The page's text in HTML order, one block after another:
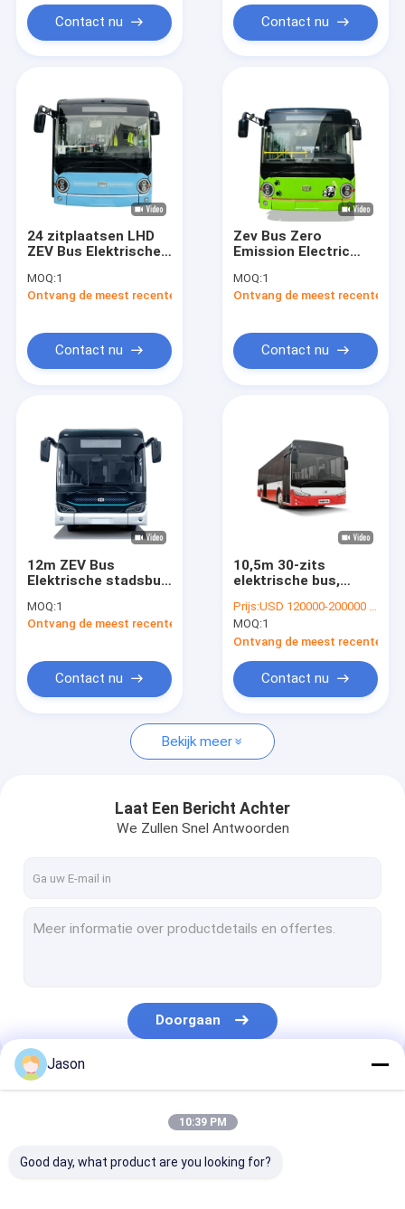
De Karren van het douanegolf
Reinigingsvoertuig
Contact nu Contact nu
24 zitplaatsen LHD
ZEV Bus Elektrische
kWh nul-uitstoot
MOQ:1
Ontvang de meest recente Prijs
Contact nu
Zev Bus Zero
Emission Electric
kWh batterij en 16
zitplaatsen voor Mini
MOQ:1
Ontvang de meest recente
Contact nu
12m ZEV Bus
Elektrische stadsbus
batterij en 39
zitplaatsen voor
MOQ:1
Ontvang de meest recente Prijs
Contact nu
10,5m 30-zits
elektrische bus,
met laag
stroomverbruik
Prijs:USD 120000-200000 per unit
MOQ:1
Ontvang de meest recente
Contact nu
Bekijk meer
Laat Een Bericht Achter
We Zullen Snel Antwoorden
Doorgaan
Onze Categorieën
Jason
10:39 PM
Good day, what product are you looking for?